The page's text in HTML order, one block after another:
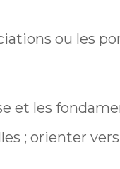
ou les
et les
; orienter